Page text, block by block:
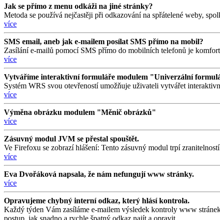
Jak se přímo z menu odkáži na jiné stránky?
Metoda se používá nejčastěji při odkazování na spřátelené weby,
více
SMS email, aneb jak e-mailem posílat SMS přímo na mobil?
Zasílání e-mailů pomocí SMS přímo do mobilních telefonů je
více
Vytváříme interaktivní formuláře modulem "Univerzální
Systém WRS svou otevřeností umožňuje uživateli vytvářet
více
Výměna obrázku modulem "Měnič obrázků"
více
Zásuvný modul JVM se přestal spouštět.
Ve Firefoxu se zobrazí hlášení: Tento zásuvný modul trpí
více
Eva Dvořáková napsala, že nám nefungují www stránky.
více
Opravujeme chybný interní odkaz, který hlásí kontrola.
Každý týden Vám zasíláme e-mailem výsledek kontroly www
postup, jak snadno a rychle špatný odkaz najít a opravit.